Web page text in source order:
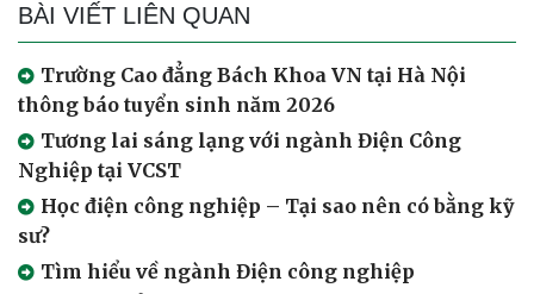
BÀI VIẾT LIÊN QUAN
Trường Cao đẳng Bách Khoa VN tại Hà Nội
thông báo tuyển sinh năm 2026
Tương lai sáng lạng với ngành Điện Công
Nghiệp tại VCST
Học điện công nghiệp – Tại sao nên có bằng kỹ
sư?
Tìm hiểu về ngành Điện công nghiệp